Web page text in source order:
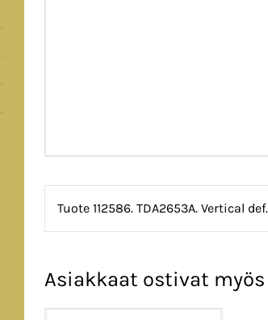
Tuote 112586. TDA2653A. Vertical def.
Asiakkaat ostivat myös